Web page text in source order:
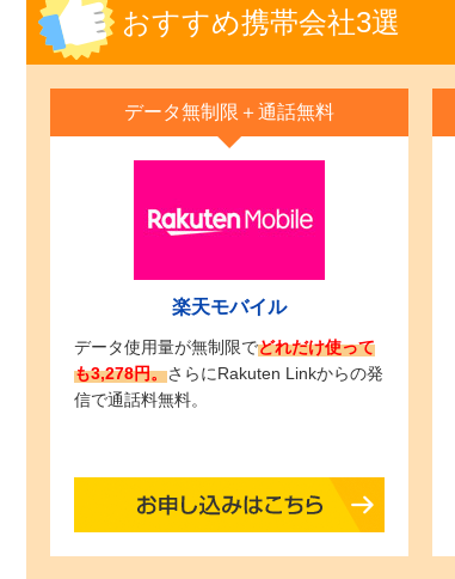
おすすめ携帯会社3選
データ無制限＋通話無料
楽天モバイル
データ使用量が無制限でどれだけ使って
も3,278円。さらにRakuten Linkからの発
信で通話料無料。